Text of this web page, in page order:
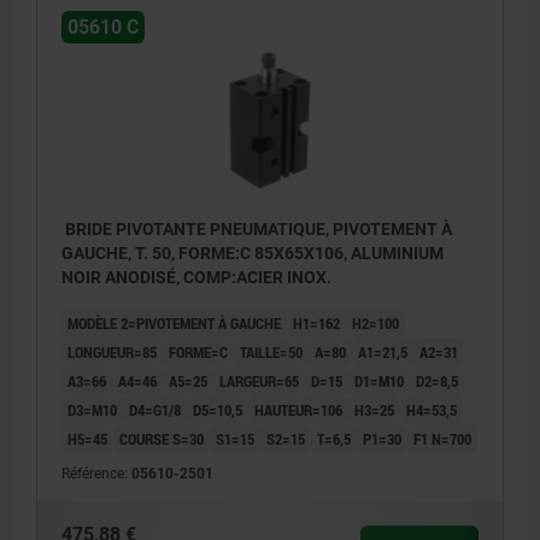
05610 C
BRIDE PIVOTANTE PNEUMATIQUE, PIVOTEMENT À
GAUCHE, T. 50, FORME:C 85X65X106, ALUMINIUM
NOIR ANODISÉ, COMP:ACIER INOX.
MODÈLE 2=PIVOTEMENT À GAUCHE H1=162
H2=100
LONGUEUR=85
FORME=C TAILLE=50 A=80 A1=21,5 A2=31
A3=66 A4=46 A5=25 LARGEUR=65 D=15 D1=M10
D2=8,5
D3=M10
D4=G1/8 D5=10,5 HAUTEUR=106 H3=25
H4=53,5
H5=45
COURSE S=30 S1=15 S2=15 T=6,5 P1=30 F1 N=700
Référence: 05610-2501
475,88 €